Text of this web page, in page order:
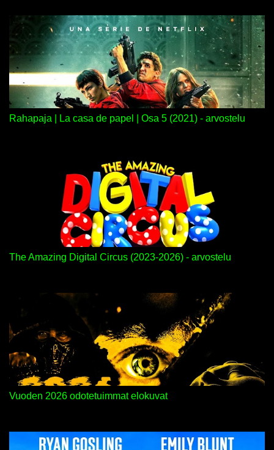
Rahapaja | La casa de papel | Osa 5 (2021) - arvostelu
The Amazing Digital Circus (2023-2026) - arvostelu
Vuoden 2026 odotetuimmat elokuvat